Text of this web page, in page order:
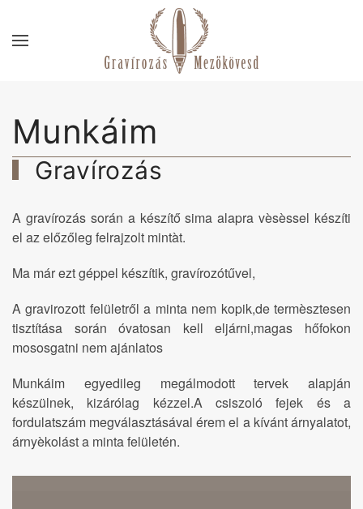
Skip to main content
Munkáim
Gravírozás
A gravírozás során a készítő sima alapra vèsèssel készíti
el az előzőleg felrajzolt mintàt.
Ma már ezt géppel készítik, gravírozótűvel,
A gravirozott felületről a minta nem kopik,de termèsztesen
tisztítása során óvatosan kell eljárni,magas hőfokon
mososgatni nem ajánlatos
Munkáim egyedileg megálmodott tervek alapján
készülnek, kizárólag kézzel.A csiszoló fejek és a
fordulatszám megválasztásával érem el a kívánt árnyalatot,
árnyèkolást a minta felületén.